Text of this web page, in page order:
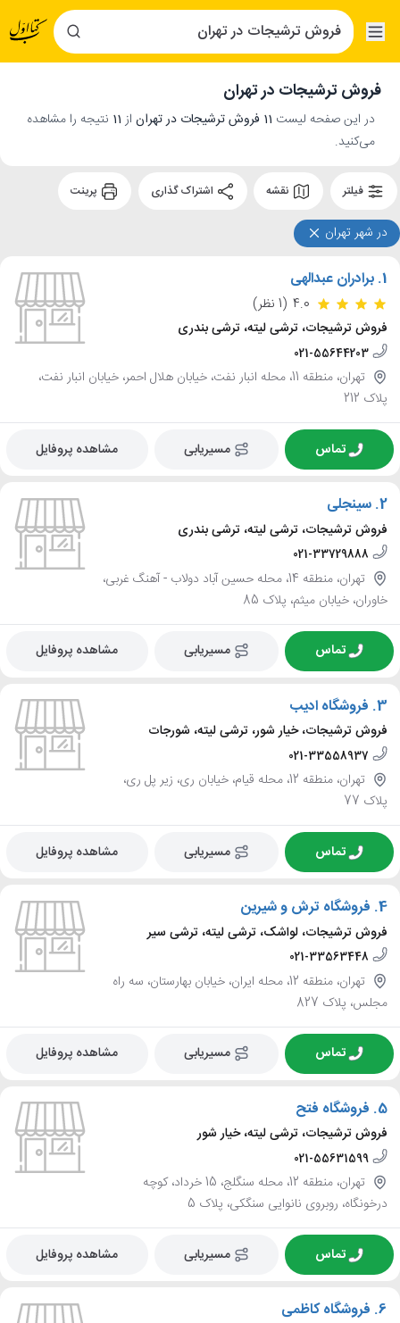
فروش ترشیجات در تهران
در این صفحه لیست 11 فروش ترشیجات در تهران از 11 نتیجه را مشاهده
می‌کنید.
فیلتر نقشه
در شهر تهران
1. برادران عبدالهی
4.0 (1 نظر)
فروش ترشیجات، ترشی لیته، ترشی بندری
021-55644203
تهران، منطقه 11، محله انبار نفت، خیابان هلال احمر، خیابان انبار نفت،
پلاک 212
تماس مسیریابی مشاهده پروفایل
2. سینجلی
فروش ترشیجات، ترشی لیته، ترشی بندری
021-33729888
تهران، منطقه 14، محله حسین آباد دولاب - آهنگ غربی،
خاوران، خیابان میثم، پلاک 85
تماس مسیریابی مشاهده پروفایل
3. فروشگاه ادیب
فروش ترشیجات، خیار شور، ترشی لیته، شورجات
021-33558937
تهران، منطقه 12، محله قیام، خیابان ری، زیر پل ری،
پلاک 77
تماس مسیریابی مشاهده پروفایل
4. فروشگاه ترش و شیرین
فروش ترشیجات، لواشک، ترشی لیته، ترشی سیر
021-33563448
تهران، منطقه 12، محله ایران، خیابان بهارستان، سه راه
مجلس، پلاک 827
تماس مسیریابی مشاهده پروفایل
5. فروشگاه فتح
فروش ترشیجات، ترشی لیته، خیار شور
021-55631599
تهران، منطقه 12، محله سنگلج، 15 خرداد، کوچه
درخونگاه، روبروی نانوایی سنگکی، پلاک 5
تماس مسیریابی مشاهده پروفایل
6. فروشگاه کاظمی